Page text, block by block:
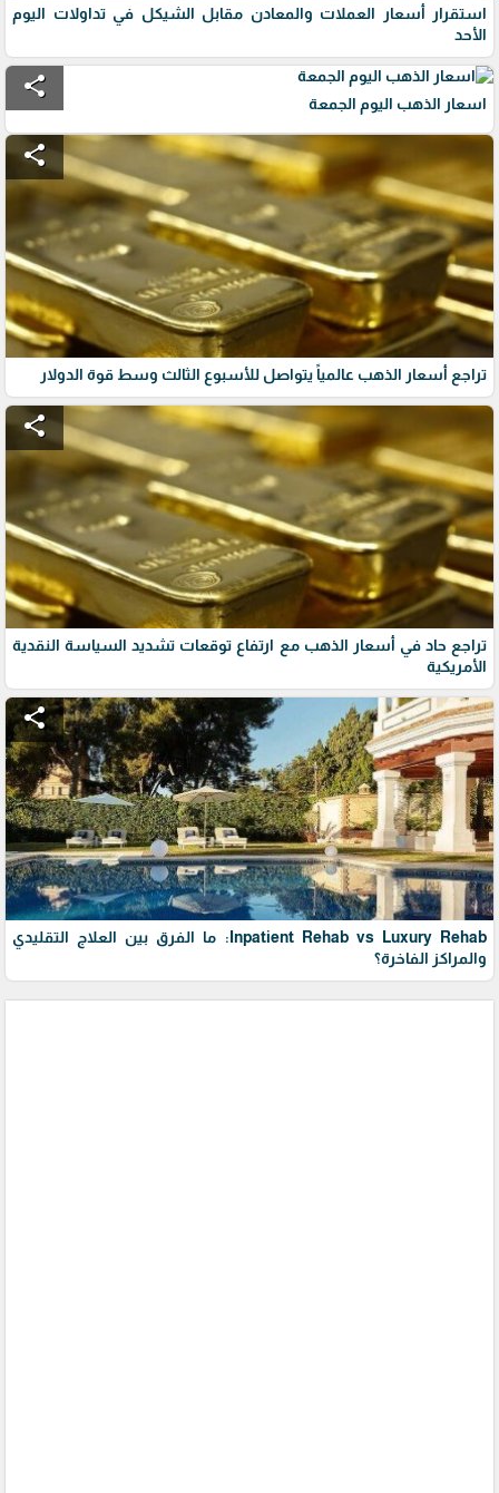
استقرار أسعار العملات والمعادن مقابل الشيكل في تداولات اليوم
الأحد
share
اسعار الذهب اليوم الجمعة
share
تراجع أسعار الذهب عالمياً يتواصل للأسبوع الثالث وسط قوة الدولار
share
تراجع حاد في أسعار الذهب مع ارتفاع توقعات تشديد السياسة النقدية
الأمريكية
share
Inpatient Rehab vs Luxury Rehab: ما الفرق بين العلاج التقليدي
والمراكز الفاخرة؟